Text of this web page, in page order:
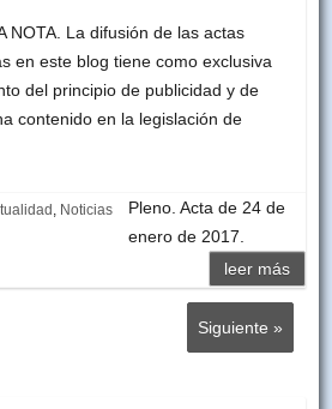
NOTA. La difusión de las actas
en este blog tiene como exclusiva
del principio de publicidad y de
contenido en la legislación de
Noticias
Pleno. Acta de 24 de
enero de 2017.
leer más
Siguiente »